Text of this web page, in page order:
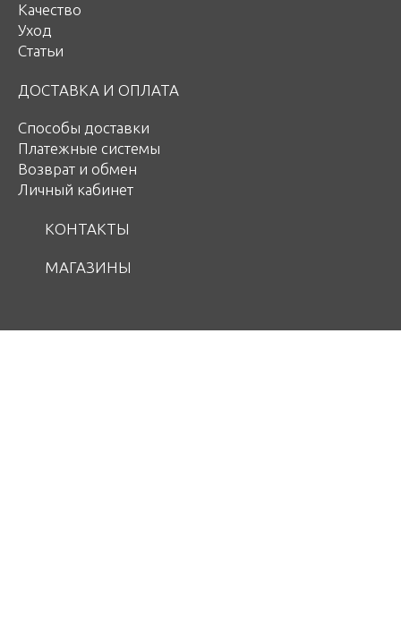
Качество
Уход
Статьи
ДОСТАВКА И ОПЛАТА
Способы доставки
Платежные системы
Возврат и обмен
Личный кабинет
КОНТАКТЫ
МАГАЗИНЫ